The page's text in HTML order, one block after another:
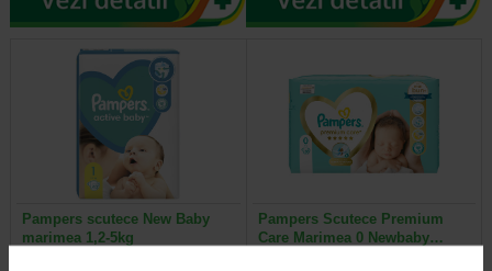
Pampers scutece New Baby
marimea 1,2-5kg
Pampers Scutece Premium
Care Marimea 0 Newbaby…